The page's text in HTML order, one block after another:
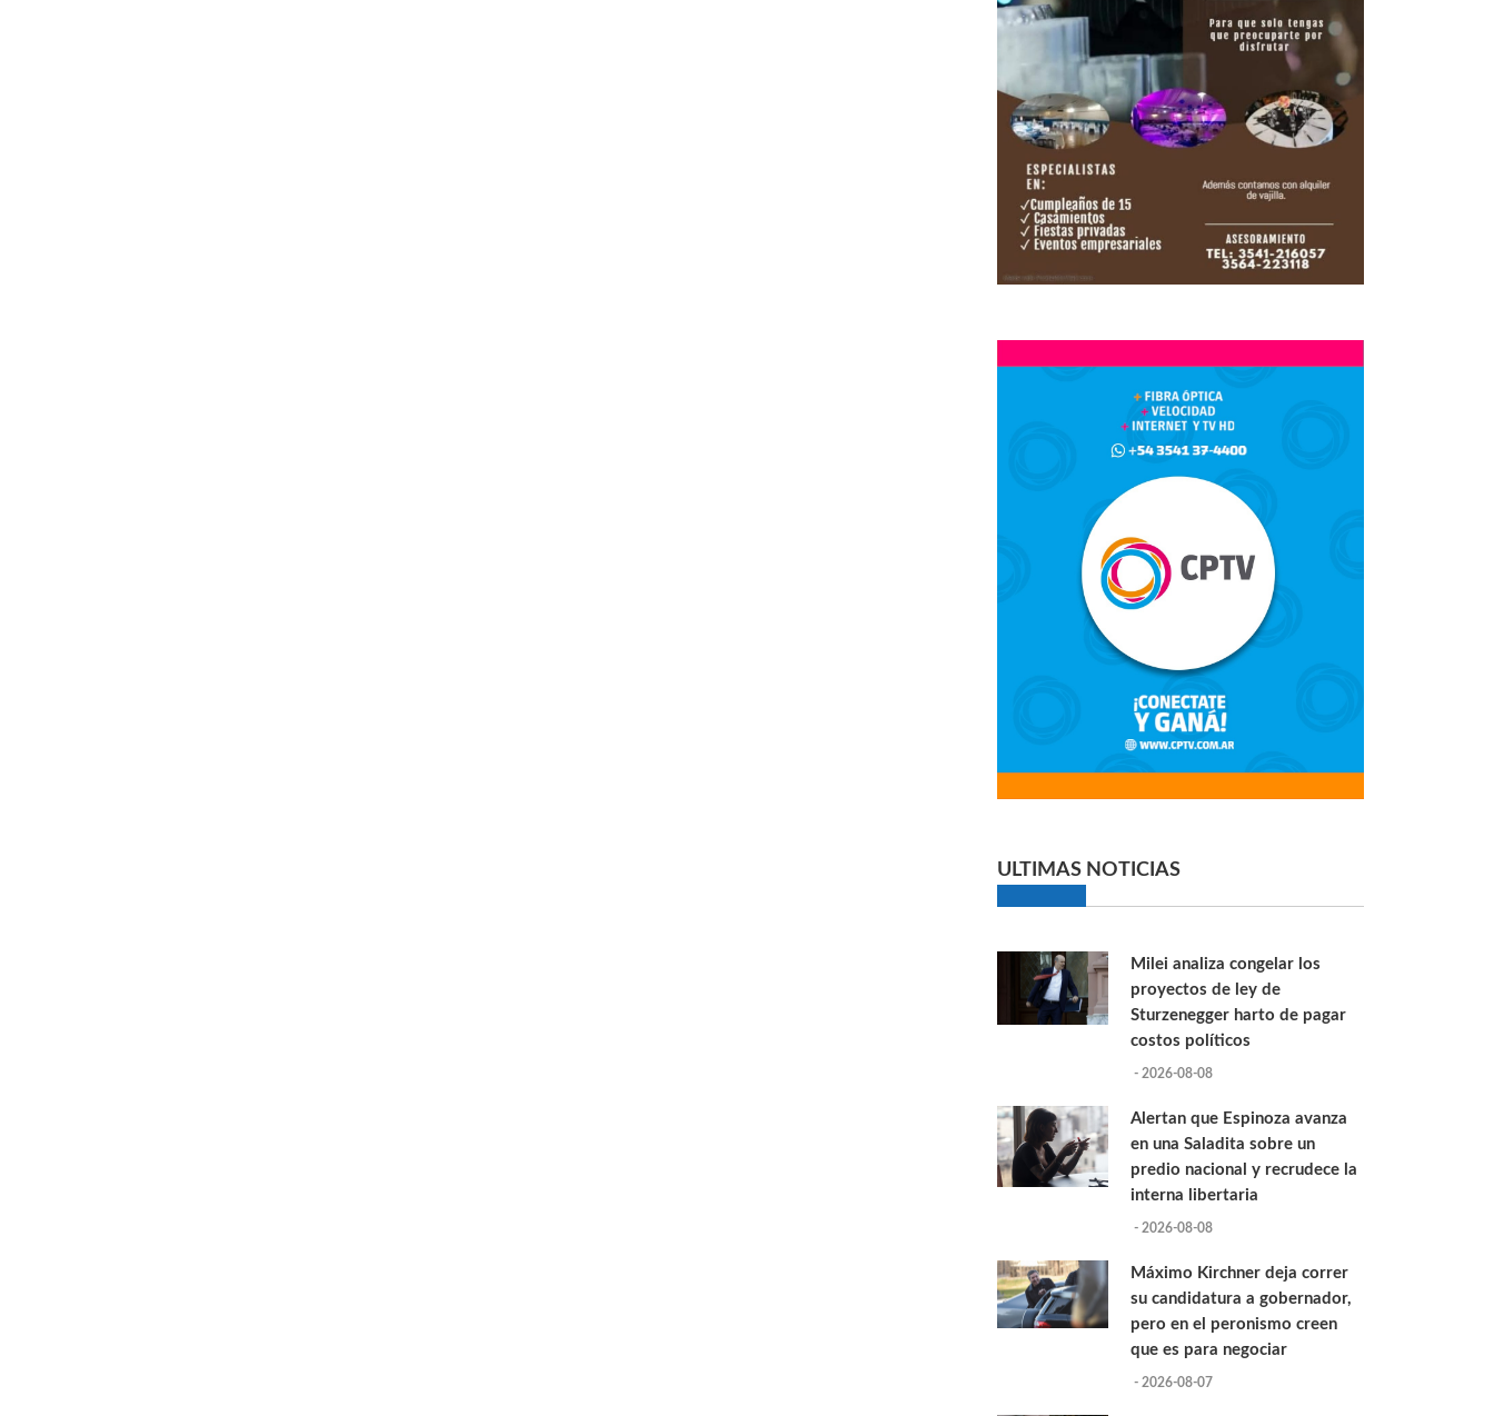
ULTIMAS NOTICIAS
Milei analiza congelar los
proyectos de ley de
Sturzenegger harto de pagar
costos políticos
- 2026-08-08
Alertan que Espinoza avanza
en una Saladita sobre un
predio nacional y recrudece la
interna libertaria
- 2026-08-08
Máximo Kirchner deja correr
su candidatura a gobernador,
pero en el peronismo creen
que es para negociar
- 2026-08-07